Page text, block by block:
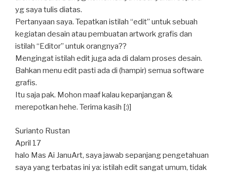
yg saya tulis diatas.
Pertanyaan saya. Tepatkan istilah “edit” untuk sebuah
kegiatan desain atau pembuatan artwork grafis dan
istilah “Editor” untuk orangnya??
Mengingat istilah edit juga ada di dalam proses desain.
Bahkan menu edit pasti ada di (hampir) semua software
grafis.
Itu saja pak. Mohon maaf kalau kepanjangan &
merepotkan hehe. Terima kasih [:)]
Surianto Rustan
April 17
halo Mas Ai JanuArt, saya jawab sepanjang pengetahuan
saya yang terbatas ini ya: istilah edit sangat umum, tidak